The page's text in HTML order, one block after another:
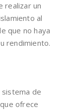
realizar un
al
que no haya
rendimiento.
de
ofrece